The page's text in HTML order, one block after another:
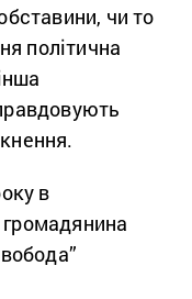
чи то
політична
в